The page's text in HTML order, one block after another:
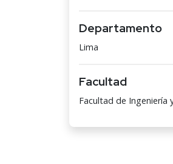
Departamento
Lima
Facultad
Facultad de Ingeniería